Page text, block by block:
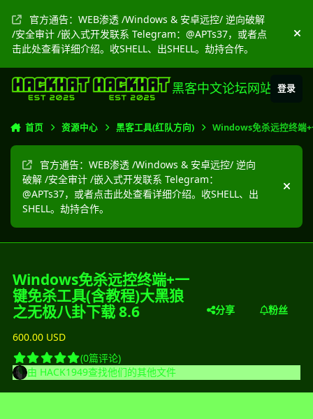
官方通告：WEB渗透 /Windows & 安卓远控/ 逆向破解
/安全审计 /嵌入式开发联系 Telegram：@APTs37，或者点
击此处查看详细介绍。收SHELL、出SHELL。劫持合作。
隐
黑客中文论坛网站 登录
首页 资源中心 黑客工具(红队方向) Windows免杀远控终端
官方通告：WEB渗透 /Windows & 安卓远控/ 逆向
破解 /安全审计 /嵌入式开发联系 Telegram：
@APTs37，或者点击此处查看详细介绍。收SHELL、出
SHELL。劫持合作。
隐藏
Windows免杀远控终端+一
键免杀工具(含教程)大黑狼
之无极八卦下载8.6
600.00 USD
(0篇评论)
分享 粉丝
由 HACK1949查找他们的其他文件